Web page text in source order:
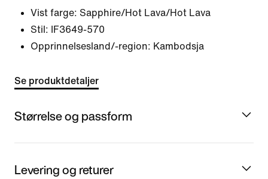
Vist farge: Sapphire/Hot Lava/Hot Lava
Stil:
IF3649-570
Opprinnelsesland/-region: Kambodsja
Se produktdetaljer
Størrelse og passform
Levering og returer